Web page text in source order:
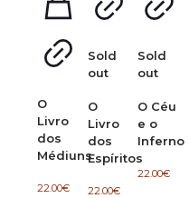
O
Livro
dos
Médiuns
22.00€
Sold
out
O
Livro
dos
Espíritos
22.00€
Sold
out
O Céu
e o
Inferno
22.00€